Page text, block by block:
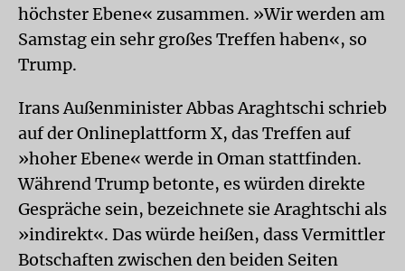
höchster Ebene« zusammen. »Wir werden am
Samstag ein sehr großes Treffen haben«, so
Trump.
Irans Außenminister Abbas Araghtschi schrieb
auf der Onlineplattform X, das Treffen auf
»hoher Ebene« werde in Oman stattfinden.
Während Trump betonte, es würden direkte
Gespräche sein, bezeichnete sie Araghtschi als
»indirekt«. Das würde heißen, dass Vermittler
Botschaften zwischen den beiden Seiten